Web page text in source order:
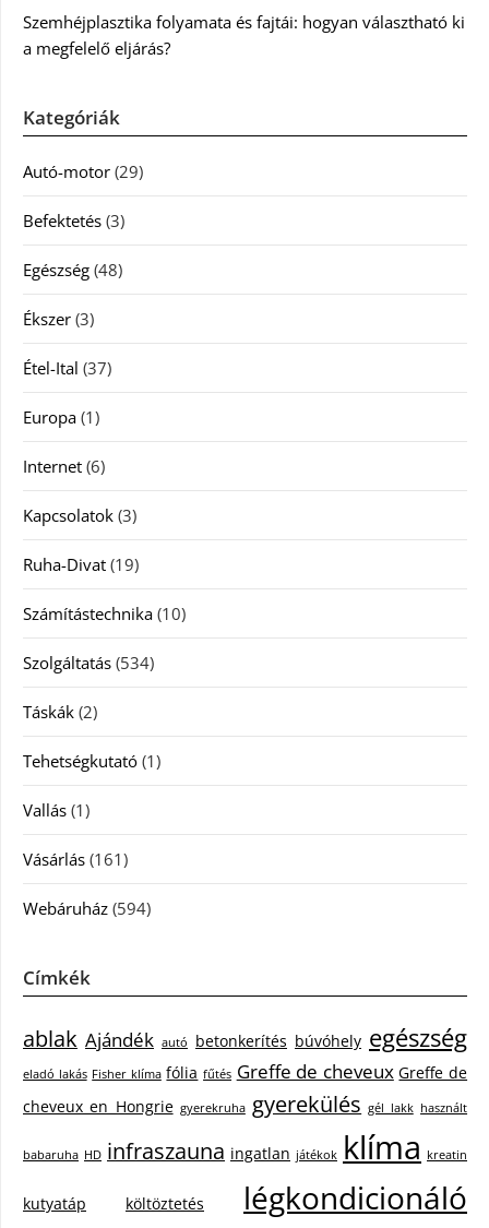
Szemhéjplasztika folyamata és fajtái: hogyan választható ki
a megfelelő eljárás?
Kategóriák
Autó-motor (29)
Befektetés (3)
Egészség (48)
Ékszer (3)
Étel-Ital (37)
Europa (1)
Internet (6)
Kapcsolatok (3)
Ruha-Divat (19)
Számítástechnika (10)
Szolgáltatás (534)
Táskák (2)
Tehetségkutató (1)
Vallás (1)
Vásárlás (161)
Webáruház (594)
Címkék
ablak Ajándék autó betonkerítés búvóhely egészség
eladó lakás Fisher klíma fólia fűtés Greffe de cheveux Greffe de
cheveux en Hongrie gyerekruha gyerekülés gél lakk használt
babaruha HD infraszauna ingatlan játékok klíma kreatin
kutyatáp költöztetés légkondicionáló